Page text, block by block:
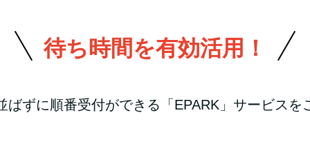
待ち時間を有効活用！
ばずに順番受付ができる「EPARK」サービスを